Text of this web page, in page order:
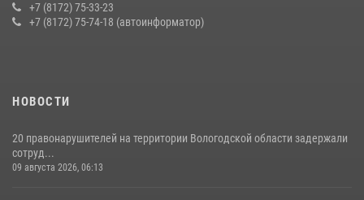
+7 (8172) 75-33-23
+7 (8172) 75-74-18 (автоинформатор)
НОВОСТИ
20 правонарушителей на территории Вологодской области задержали
сотруд...
09 августа 2026, 06:13